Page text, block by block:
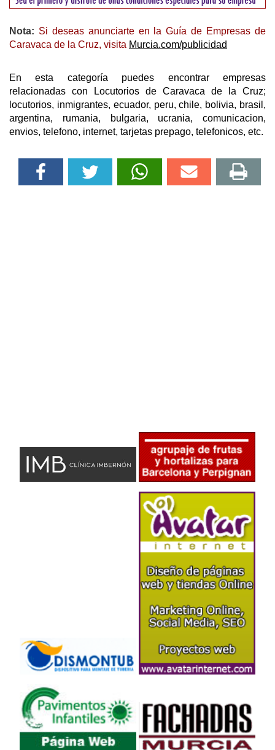
Nota: Si deseas anunciarte en la Guía de Empresas de
Caravaca de la Cruz, visita Murcia.com/publicidad
En esta categoría puedes encontrar empresas
relacionadas con Locutorios de Caravaca de la Cruz;
locutorios, inmigrantes, ecuador, peru, chile, bolivia, brasil,
argentina, rumania, bulgaria, ucrania, comunicacion,
envios, telefono, internet, tarjetas prepago, telefonicos, etc.